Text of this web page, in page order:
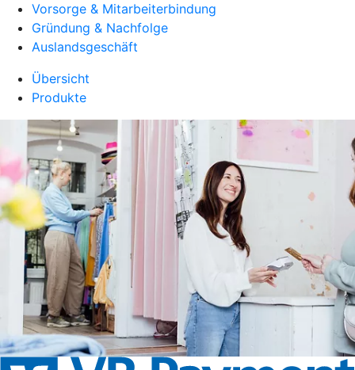
Vorsorge & Mitarbeiterbindung
Gründung & Nachfolge
Auslandsgeschäft
Übersicht
Produkte